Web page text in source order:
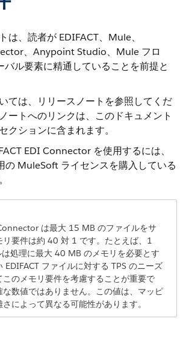
は、読者が EDIFACT、Mule、
、Anypoint Studio、Mule フロ
ル要素に精通していることを前提と
ては、リリースノートを参照してくだ
ートへのリンクは、このドキュメント
クションに含まれます。
EDI Connector を使用するには、
MuleSoft ライセンスを購入している
は最大 15 MB のファイルをサ
リ要件は約 40 対 1 です。たとえば、1
処理に最大 40 MB のメモリを必要とす
EDIFACT ファイルに対する TPS のニーズ
このメモリ要件を考慮することが重要で
数値ではありません。この値は、マッピ
によって異なる可能性があります。